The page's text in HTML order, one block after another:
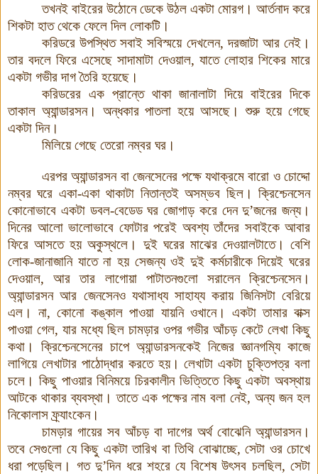
তখনই বাইরের উঠোনে ডেকে উঠল একটা মোরগ । আর্তনাদ করে
শিকটা হাত থেকে ফেলে দিল লোকটি।
করিডরে উপস্থিত সবাই সবিস্ময়ে দেখলেন, দরজাটা আর নেই ।
তার বদলে ফিরে এসেছে সাদামাটা দেওয়াল, যাতে লোহার শিকের মারে
একটা গভীর দাগ তৈরি হয়েছে।
করিডরের এক প্রান্তে থাকা জানালাটা দিয়ে বাইরের দিকে
তাকাল অ্যান্ডারসন।
অন্ধকার পাতলা হয়ে আসছে। শুরু হয়ে গেছে
একটা দিন।
মিলিয়ে গেছে তেরো নম্বর ঘর।
এরপর অ্যান্ডারসন বা জেনসেনের পক্ষে যথাক্রমে বারো ও চোদ্দো
নম্বর ঘরে একা-একা থাকাটা নিতান্তই অসম্ভব ছিল। ক্রিশ্চেনসেন
কোনোভাবে একটা ডবল-বেডেড ঘর জোগাড় করে দেন দু’জনের জন্য।
দিনের আলো ভালোভাবে ফোটার পরেই অবশ্য তাঁদের সবাইকে আবার
ফিরে আসতে হয় অকুস্থলে।
দুই ঘরের মাঝের দেওয়ালটাতে। বেশি
লোক-জানাজানি যাতে না হয় সেজন্য ওই দুই কর্মচারীকে দিয়েই ঘরের
দেওয়াল, আর তার লাগোয়া পাটাতনগুলো সরালেন ক্রিশ্চেনসেন।
অ্যান্ডারসন আর জেনসেনও যথাসাধ্য সাহায্য করায় জিনিসটা বেরিয়ে
এল।
না, কোনো কঙ্কাল পাওয়া যায়নি ওখানে। একটা তামার বাক্স
পাওয়া গেল, যার মধ্যে ছিল চামড়ার ওপর গভীর আঁচড় কেটে লেখা কিছু
কথা।
ক্রিশ্চেনসেনের চাপে অ্যান্ডারসনকেই নিজের জ্ঞানগম্যি কাজে
লাগিয়ে লেখাটার পাঠোদ্ধার করতে হয়। লেখাটা একটা চুক্তিপত্র বলা
চলে। কিছু পাওয়ার বিনিময়ে চিরকালীন ভিত্তিতে কিছু একটা অবস্থায়
আটকে থাকার ব্যবস্থা। তাতে এক পক্ষের নাম বলা নেই, অন্য জন হল
নিকোলাস ফ্র্যাংকেন।
চামড়ার গায়ের সব আঁচড় বা দাগের অর্থ বোঝেনি অ্যান্ডারসন।
তবে সেগুলো যে কিছু একটা তারিখ বা তিথি বোঝাচ্ছে, সেটা ওর চোখে
ধরা পড়েছিল। গত দু’দিন ধরে শহরে যে বিশেষ উৎসব চলছিল, সেটা